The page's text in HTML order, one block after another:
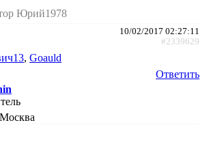
Юрий1978
10/02/2017 02:27:11
#2339629
, Goauld
Ответить
Москва